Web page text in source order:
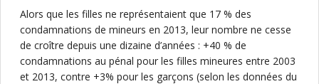
Alors que les filles ne représentaient que 17 % des
condamnations de mineurs en 2013, leur nombre ne cesse
de croître depuis une dizaine d’années : +40 % de
condamnations au pénal pour les filles mineures entre 2003
et 2013, contre +3% pour les garçons (selon les données du